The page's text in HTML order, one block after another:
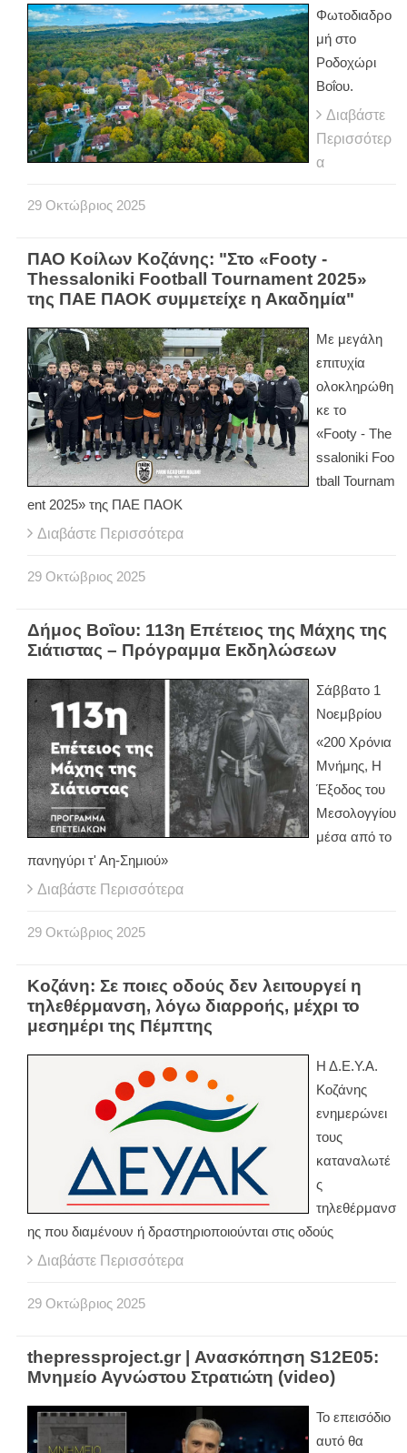
Φωτοδιαδρο
μή στο
Ροδοχώρι
Βοΐου.
Διαβάστε
Περισσότερ
α
29 Οκτώβριος 2025
ΠΑΟ Κοίλων Κοζάνης: "Στο «Footy -
Thessaloniki Football Tournament 2025»
της ΠΑΕ ΠΑΟΚ συμμετείχε η Ακαδημία"
Με μεγάλη
επιτυχία
ολοκληρώθη
κε το
«Footy - The
ssaloniki Foo
tball Tournam
ent 2025» της ΠΑΕ ΠΑΟΚ
Διαβάστε Περισσότερα
29 Οκτώβριος 2025
Δήμος Βοΐου: 113η Επέτειος της Μάχης της
Σιάτιστας – Πρόγραμμα Εκδηλώσεων
Σάββατο 1
Νοεμβρίου
«200 Χρόνια
Μνήμης, Η
Έξοδος του
Μεσολογγίου
μέσα από το
πανηγύρι τ' Αη-Σημιού»
Διαβάστε Περισσότερα
29 Οκτώβριος 2025
Κοζάνη: Σε ποιες οδούς δεν λειτουργεί η
τηλεθέρμανση, λόγω διαρροής, μέχρι το
μεσημέρι της Πέμπτης
Η Δ.Ε.Υ.Α.
Κοζάνης
ενημερώνει
τους
καταναλωτέ
ς
τηλεθέρμανσ
ης που διαμένουν ή δραστηριοποιούνται στις οδούς
Διαβάστε Περισσότερα
29 Οκτώβριος 2025
thepressproject.gr | Ανασκόπηση S12E05:
Μνημείο Αγνώστου Στρατιώτη (video)
Το επεισόδιο
αυτό θα